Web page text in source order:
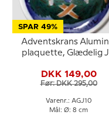
SPAR 49%
Adventskrans
plaquette, Glædelig
DKK 149,00
Før: DKK 295,00
Varenr.: AGJ10
Mål: Ø: 8 cm